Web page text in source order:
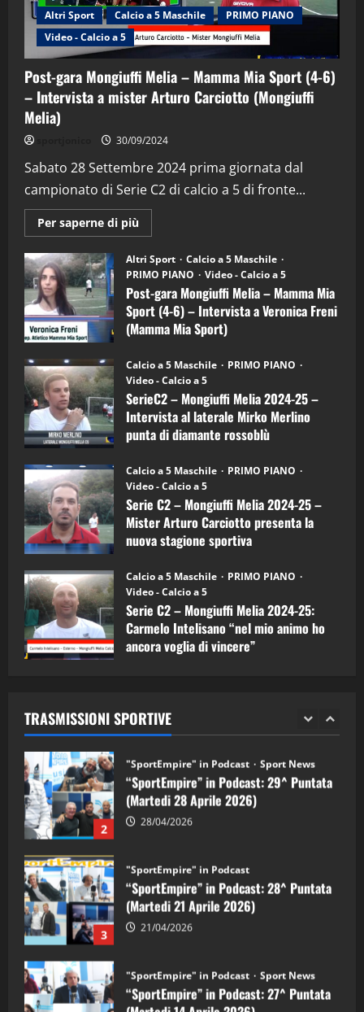
Altri Sport Calcio a 5 Maschile
PRIMO PIANO
Video - Calcio a 5
Post-gara Mongiuffi Melia – Mamma Mia Sport (4-6)
– Intervista a mister Arturo Carciotto (Mongiuffi
Melia)
30/09/2024
Sabato 28 Settembre 2024 prima giornata dal
campionato di Serie C2 di calcio a 5 di fronte...
Per saperne di più
informazioni
Post-
gara
Mongiuffi
Melia
–
Mamma
Mia
Sport
6)
–
Intervista
a
mister
Arturo
Carciotto
(Mongiuffi
Altri Sport
Calcio a 5 Maschile
PRIMO PIANO
Video - Calcio a 5
Post-gara Mongiuffi Melia – Mamma Mia
Sport (4-6) – Intervista a Veronica Freni
(Mamma Mia Sport)
Calcio a 5 Maschile
PRIMO PIANO
Video - Calcio a 5
SerieC2 – Mongiuffi Melia 2024-25 –
Intervista al laterale Mirko Merlino
punta di diamante rossoblù
Calcio a 5 Maschile
PRIMO PIANO
Video - Calcio a 5
Serie C2 – Mongiuffi Melia 2024-25 –
Mister Arturo Carciotto presenta la
nuova stagione sportiva
Calcio a 5 Maschile
PRIMO PIANO
Video - Calcio a 5
Serie C2 – Mongiuffi Melia 2024-25:
Carmelo Intelisano “nel mio animo ho
ancora voglia di vincere”
TRASMISSIONI SPORTIVE
2
“SportEmpire” in Podcast: 29^ Puntata
(Martedi 28 Aprile 2026)
28/04/2026
3
"SportEmpire" in Podcast
“SportEmpire” in Podcast: 28^ Puntata
(Martedi 21 Aprile 2026)
21/04/2026
4
“SportEmpire” in Podcast: 27^ Puntata
(Martedi 14 Aprile 2026)
15/04/2026
5
“SportEmpire” in Podcast: 26^ Puntata
(Martedi 07 Aprile 2026)
08/04/2026
1
“SportEmpire” in Podcast: 30^ Puntata
(Martedi 05 Maggio 2026)
08/05/2026
2 28/04/2026
3
"SportEmpire" in Podcast
“SportEmpire” in Podcast: 28^ Puntata
(Martedi 21 Aprile 2026)
21/04/2026
4
"SportEmpire" in Podcast
“SportEmpire” in Podcast: 27^ Puntata
(Martedi 14 Aprile 2026)
15/04/2026
"SportEmpire" in Podcast
“SportEmpire” in Podcast: 26^ Puntata